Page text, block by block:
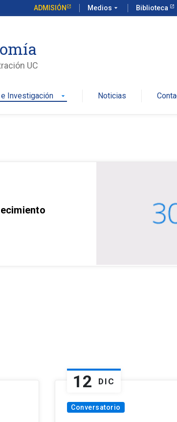
ADMISIÓN Medios arrow_drop_down Biblioteca
UC
Investigación arrow_drop_down Noticias
12 DIC
Conversatorio